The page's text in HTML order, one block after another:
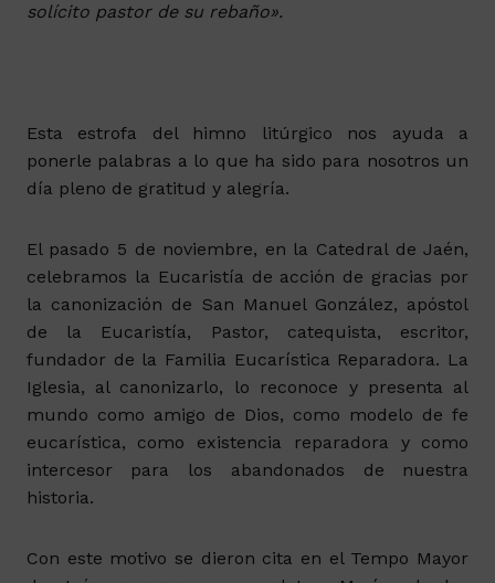
solícito pastor de su rebaño».
Esta estrofa del himno litúrgico nos ayuda a
ponerle palabras a lo que ha sido para nosotros un
día pleno de gratitud y alegría.
El pasado 5 de noviembre, en la Catedral de Jaén,
celebramos la Eucaristía de acción de gracias por
la canonización de San Manuel González, apóstol
de la Eucaristía, Pastor, catequista, escritor,
fundador de la Familia Eucarística Reparadora. La
Iglesia, al canonizarlo, lo reconoce y presenta al
mundo como amigo de Dios, como modelo de fe
eucarística, como existencia reparadora y como
intercesor para los abandonados de nuestra
historia.
Con este motivo se dieron cita en el Tempo Mayor